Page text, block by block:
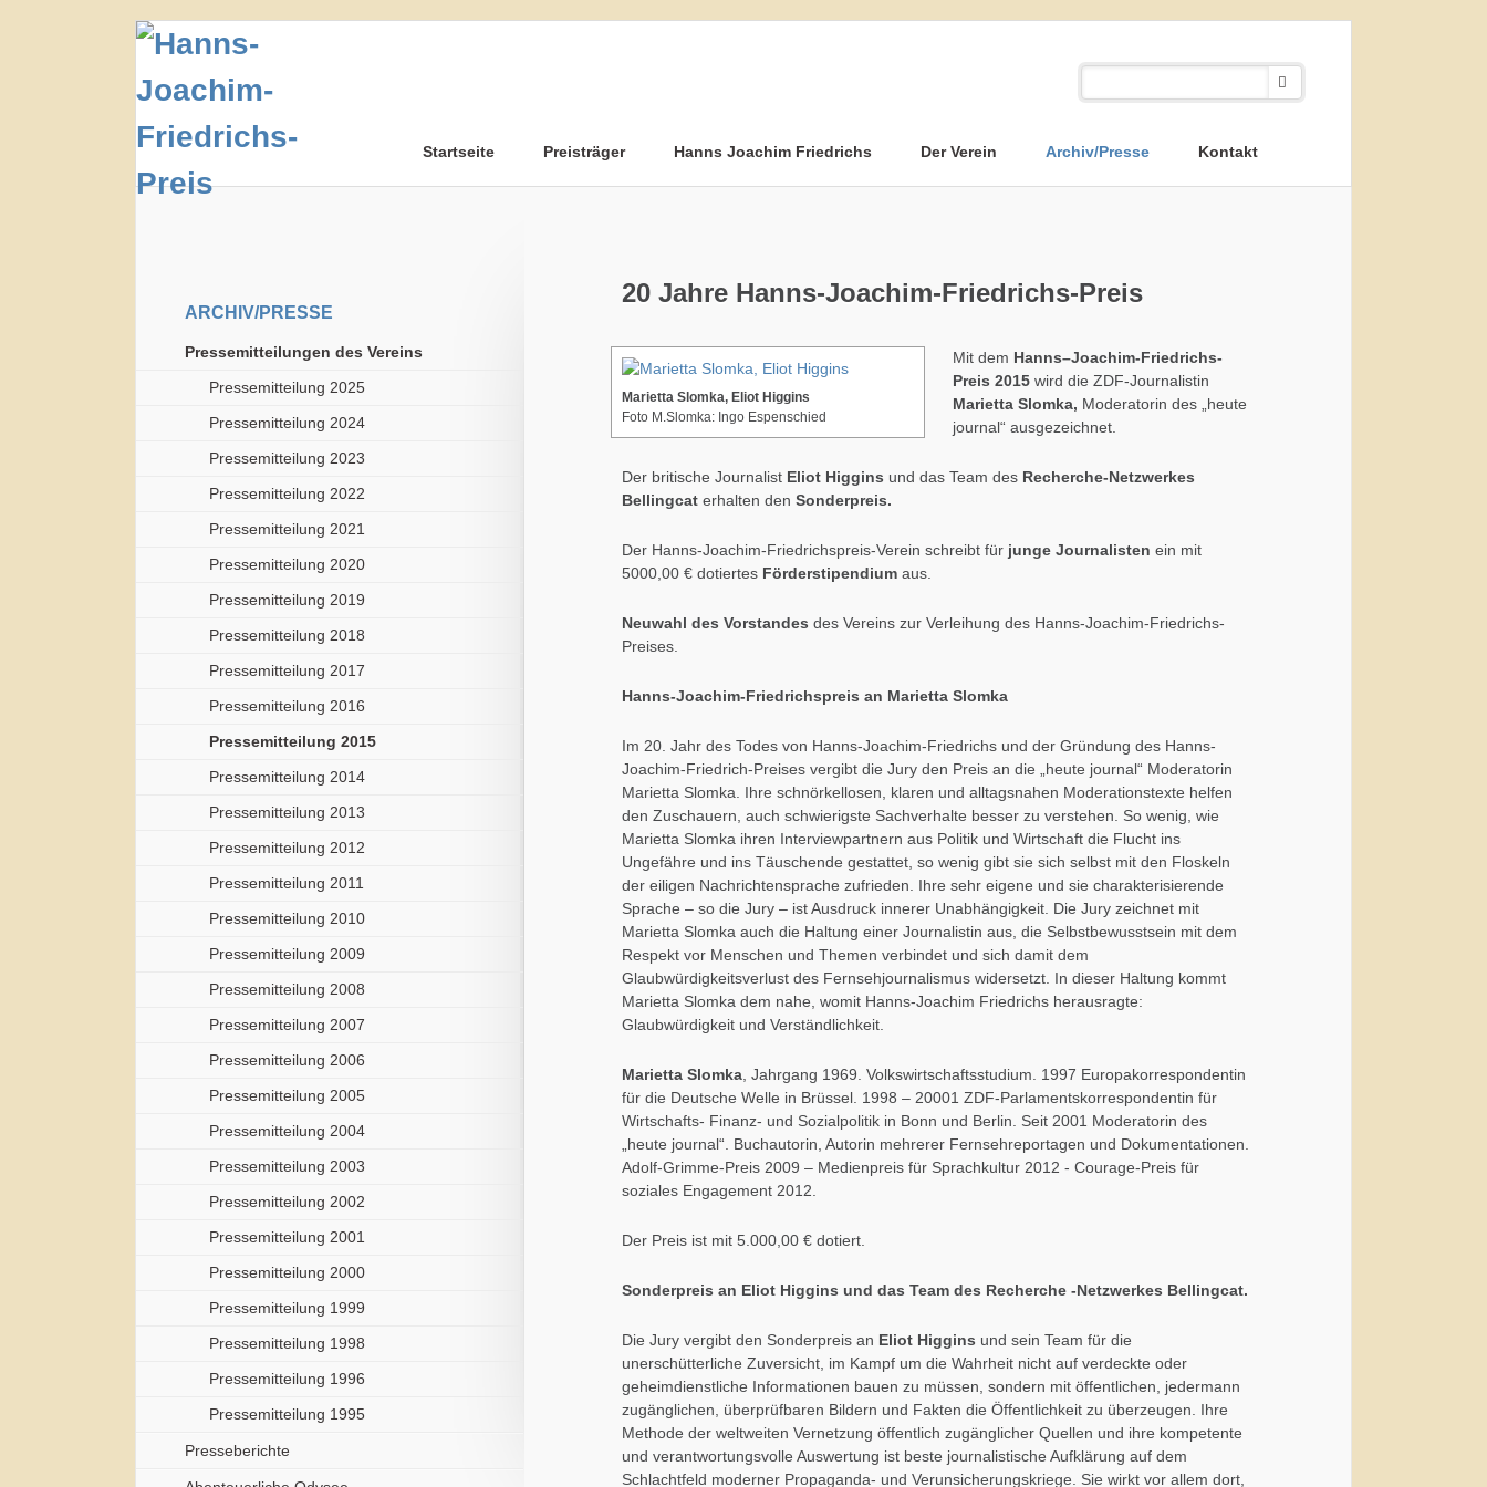
Startseite Preisträger Hanns Joachim Friedrichs Der Verein Archiv/Presse
Kontakt
Navigation
20 Jahre Hanns-Joachim-Friedrichs-Preis
Marietta Slomka, Eliot Higgins
Foto M.Slomka: Ingo Espenschied
Mit dem Hanns–Joachim-Friedrichs-
Preis 2015 wird die ZDF-Journalistin
Marietta Slomka, Moderatorin des „heute
journal“ ausgezeichnet.
Der britische Journalist Eliot Higgins und das Team des Recherche-Netzwerkes
Bellingcaterhalten denSonderpreis.
Der Hanns-Joachim-Friedrichspreis-Verein schreibt für junge Journalistenein mit
5000,00 € dotiertes Förderstipendiumaus.
Neuwahl des Vorstandes des Vereins zur Verleihung des Hanns-Joachim-Friedrichs-
Preises.
Hanns-Joachim-Friedrichspreis an Marietta Slomka
Im 20. Jahr des Todes von Hanns-Joachim-Friedrichs und der Gründung des Hanns-
Joachim-Friedrich-Preises vergibt die Jury den Preis an die „heute journal“ Moderatorin
Marietta Slomka. Ihre schnörkellosen, klaren und alltagsnahen Moderationstexte helfen
den Zuschauern, auch schwierigste Sachverhalte besser zu verstehen. So wenig, wie
Marietta Slomka ihren Interviewpartnern aus Politik und Wirtschaft die Flucht ins
Ungefähre und ins Täuschende gestattet, so wenig gibt sie sich selbst mit den Floskeln
der eiligen Nachrichtensprache zufrieden. Ihre sehr eigene und sie charakterisierende
Sprache – so die Jury – ist Ausdruck innerer Unabhängigkeit. Die Jury zeichnet mit
Marietta Slomka auch die Haltung einer Journalistin aus, die Selbstbewusstsein mit dem
Respekt vor Menschen und Themen verbindet und sich damit dem
Glaubwürdigkeitsverlust des Fernsehjournalismus widersetzt. In dieser Haltung kommt
Marietta Slomka dem nahe, womit Hanns-Joachim Friedrichs herausragte:
Glaubwürdigkeit und Verständlichkeit.
Marietta Slomka , Jahrgang 1969. Volkswirtschaftsstudium. 1997 Europakorrespondentin
für die Deutsche Welle in Brüssel. 1998 – 20001 ZDF-Parlamentskorrespondentin für
Wirtschafts- Finanz- und Sozialpolitik in Bonn und Berlin. Seit 2001 Moderatorin des
„heute journal“. Buchautorin, Autorin mehrerer Fernsehreportagen und Dokumentationen.
Adolf-Grimme-Preis 2009 – Medienpreis für Sprachkultur 2012 - Courage-Preis für
soziales Engagement 2012.
Der Preis ist mit 5.000,00 € dotiert.
Sonderpreis an Eliot Higgins und das Team des Recherche -Netzwerkes Bellingcat.
Die Jury vergibt den Sonderpreis an Eliot Higgins und sein Team für die
unerschütterliche Zuversicht, im Kampf um die Wahrheit nicht auf verdeckte oder
geheimdienstliche Informationen bauen zu müssen, sondern mit öffentlichen, jedermann
zugänglichen, überprüfbaren Bildern und Fakten die Öffentlichkeit zu überzeugen. Ihre
Methode der weltweiten Vernetzung öffentlich zugänglicher Quellen und ihre kompetente
und verantwortungsvolle Auswertung ist beste journalistische Aufklärung auf dem
Schlachtfeld moderner Propaganda- und Verunsicherungskriege. Sie wirkt vor allem dort,
überspringen
ARCHIV/PRESSE
Pressemitteilungen des Vereins
Pressemitteilung 2025
Pressemitteilung 2024
Pressemitteilung 2023
Pressemitteilung 2022
Pressemitteilung 2021
Pressemitteilung 2020
Pressemitteilung 2019
Pressemitteilung 2018
Pressemitteilung 2017
Pressemitteilung 2016
Pressemitteilung 2015
Pressemitteilung 2014
Pressemitteilung 2013
Pressemitteilung 2012
Pressemitteilung 2011
Pressemitteilung 2010
Pressemitteilung 2009
Pressemitteilung 2008
Pressemitteilung 2007
Pressemitteilung 2006
Pressemitteilung 2005
Pressemitteilung 2004
Pressemitteilung 2003
Pressemitteilung 2002
Pressemitteilung 2001
Pressemitteilung 2000
Pressemitteilung 1999
Pressemitteilung 1998
Pressemitteilung 1996
Pressemitteilung 1995
Presseberichte